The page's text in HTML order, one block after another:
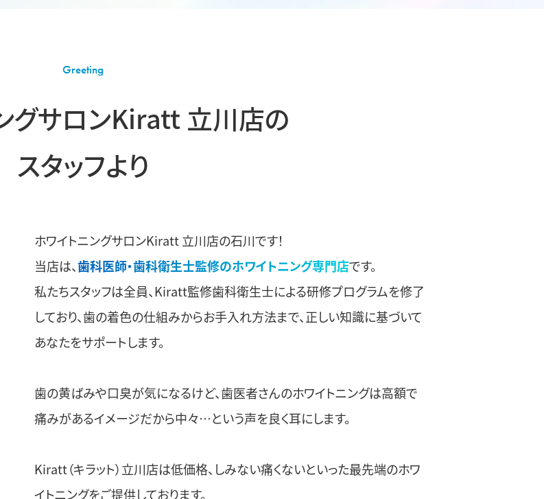
Greeting
グサロンKiratt立川店の
スタッフより
ホワイトニングサロンKiratt 立川店の石川です！
当店は、歯科医師・歯科衛生士監修のホワイトニング専門店です。
私たちスタッフは全員、Kiratt監修歯科衛生士による研修プログラムを修了
しており、歯の着色の仕組みからお手入れ方法まで、正しい知識に基づいて
あなたをサポートします。
歯の黄ばみや口臭が気になるけど、歯医者さんのホワイトニングは高額で
痛みがあるイメージだから中々…という声を良く耳にします。
Kiratt（キラット）立川店は低価格、しみない痛くないといった最先端のホワ
イトニングをご提供しております。